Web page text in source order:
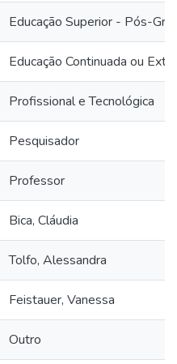
Educação Superior - Pós-
Educação Continuada ou
Profissional e Tecnológica
Pesquisador
Professor
Bica, Cláudia
Tolfo, Alessandra
Feistauer, Vanessa
Outro